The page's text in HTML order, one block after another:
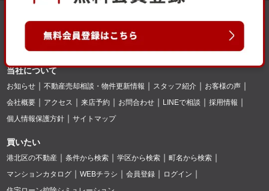
当社について
お知らせ 不動産売却相談・物件更新情報 スタッフ紹介
お客様の声
会社概要
アクセス 来店予約 お問合わせ LINEで相談
採用情報
個人情報保護方針
サイトマップ
買いたい
港北区の不動産 条件から検索 学区から検索
町名から検索
マンションカタログ
WEBチラシ 会員登録
ログイン